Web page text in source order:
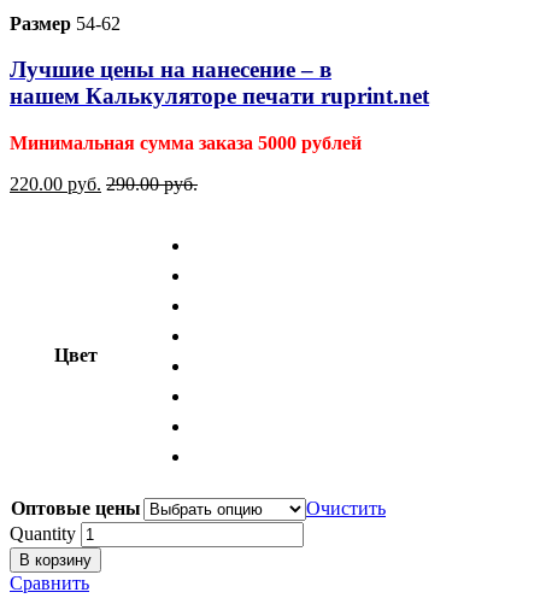
Размер 54-62
Лучшие цены на нанесение – в
нашем Калькуляторе печати ruprint.net
Минимальная сумма заказа 5000 рублей
220.00 руб. 290.00руб.
Цвет
Оптовые цены
Очистить
Quantity
В корзину
Сравнить